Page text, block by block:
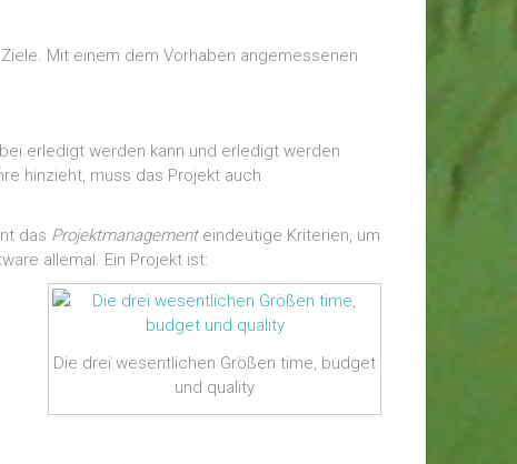
Mit einem dem Vorhaben angemessenen
erledigt werden kann und erledigt werden
hinzieht, muss das Projekt auch
das Projektmanagementeindeutige Kriterien, um
allemal. Ein Projekt ist:
Die drei wesentlichen Größen time, budget
und quality